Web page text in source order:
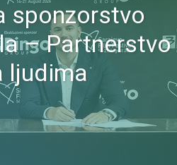
sponzorstvo
– Partnerstvo
ljudima